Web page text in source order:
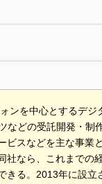
ンを中心とするデジ
などの受託開発・制
スなどを主な事業
なら、これまでの
る。2013年に設立